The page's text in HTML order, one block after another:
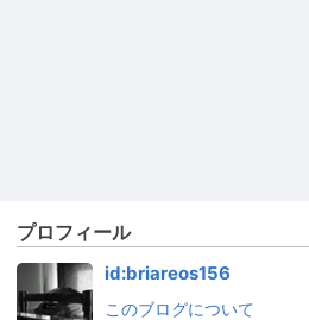
プロフィール
id:briareos156
このブログについて